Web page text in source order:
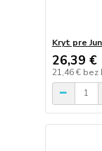
Kryt pre
26,39 €
21,46 € bez